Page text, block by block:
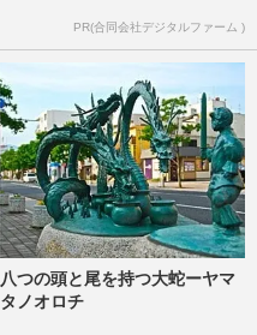
PR(合同会社デジタルファーム )
八つの頭と尾を持つ大蛇ーヤマ
タノオロチ